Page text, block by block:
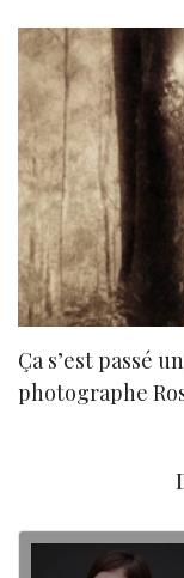
Ça s’est passé
photographe